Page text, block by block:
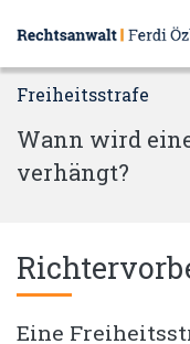
Freiheitsstrafe
Wann wird
verhängt?
Eine